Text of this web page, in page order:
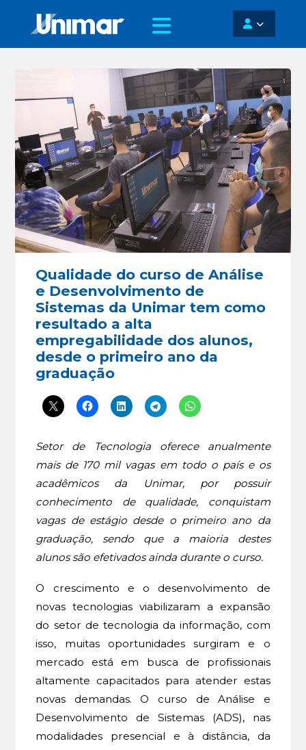
Qualidade do curso de Análise
e Desenvolvimento de
Sistemas da Unimar tem como
resultado a alta
empregabilidade dos alunos,
desde o primeiro ano da
graduação
Setor de Tecnologia oferece anualmente
mais de 170 mil vagas em todo o país e os
acadêmicos da Unimar, por possuir
conhecimento de qualidade, conquistam
vagas de estágio desde o primeiro ano da
graduação, sendo que a maioria destes
alunos são efetivados ainda durante o curso.
O crescimento e o desenvolvimento de
novas tecnologias viabilizaram a expansão
do setor de tecnologia da informação, com
isso, muitas oportunidades surgiram e o
mercado está em busca de profissionais
altamente capacitados para atender estas
novas demandas. O curso de Análise e
Desenvolvimento de Sistemas (ADS), nas
modalidades presencial e à distância, da